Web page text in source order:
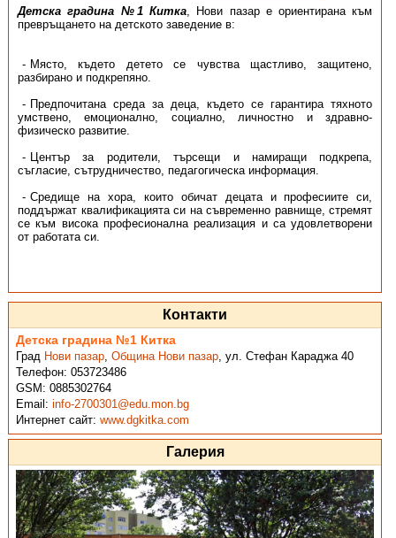
Детска градина №1 Китка, Нови пазар е ориентирана към
превръщането на детското заведение в:
Място, където детето се чувства щастливо, защитено,
разбирано и подкрепяно.
Предпочитана среда за деца, където се гарантира тяхното
умствено, емоционално, социално, личностно и здравно-
физическо развитие.
Център за родители, търсещи и намиращи подкрепа,
съгласие, сътрудничество, педагогическа информация.
Средище на хора, които обичат децата и професиите си,
поддържат квалификацията си на съвременно равнище, стремят
се към висока професионална реализация и са удовлетворени
от работата си.
Контакти
Детска градина №1 Китка
Град Нови пазар,Община Нови пазар,ул. Стефан Караджа 40
Телефон:053723486
GSM:0885302764
Email:info-2700301@edu.mon.bg
Интернет сайт:www.dgkitka.com
Галерия